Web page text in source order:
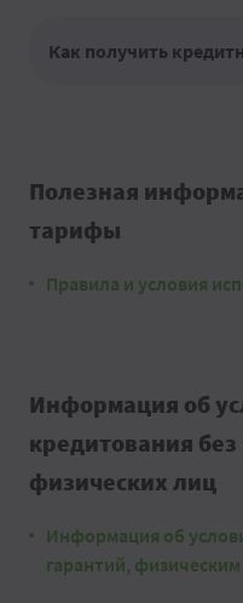
Как получить
Полезная
тарифы
Правила и условия
Информация об
кредитования
физических лиц
Информация об
гарантий,